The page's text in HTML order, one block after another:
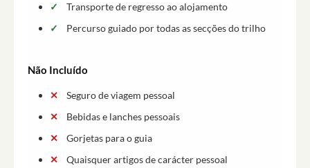
Transporte de regresso ao alojamento
Percurso guiado por todas as secções do trilho
Não Incluído
Seguro de viagem pessoal
Bebidas e lanches pessoais
Gorjetas para o guia
Quaisquer artigos de carácter pessoal